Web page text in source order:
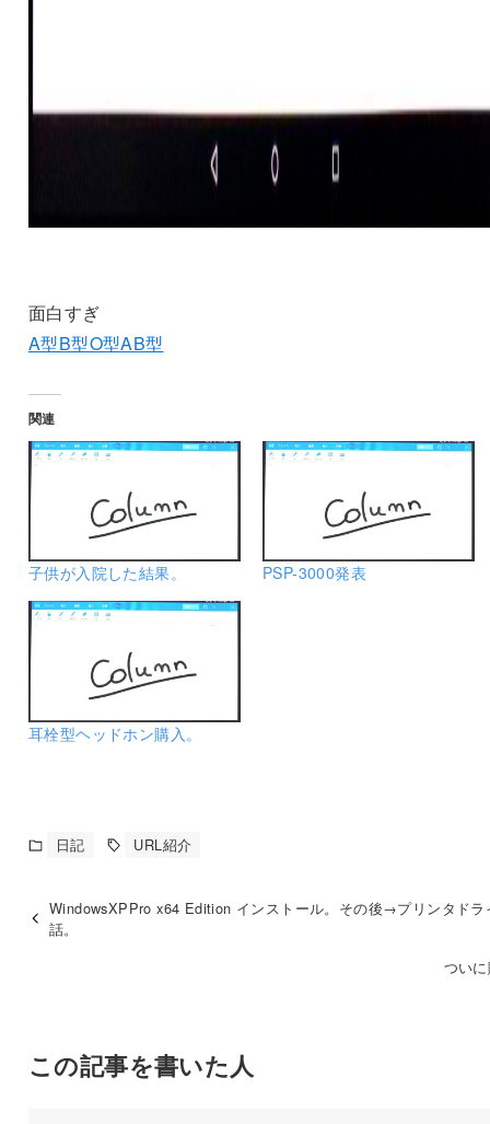
面白すぎ
A型B型O型AB型
関連
子供が入院した結果。 PSP-3000発表
耳栓型ヘッドホン購入。
日記 URL紹介
WindowsXPPro x64 Edition インストール。その後→プリンタドラ
話。
つい
この記事を書いた人